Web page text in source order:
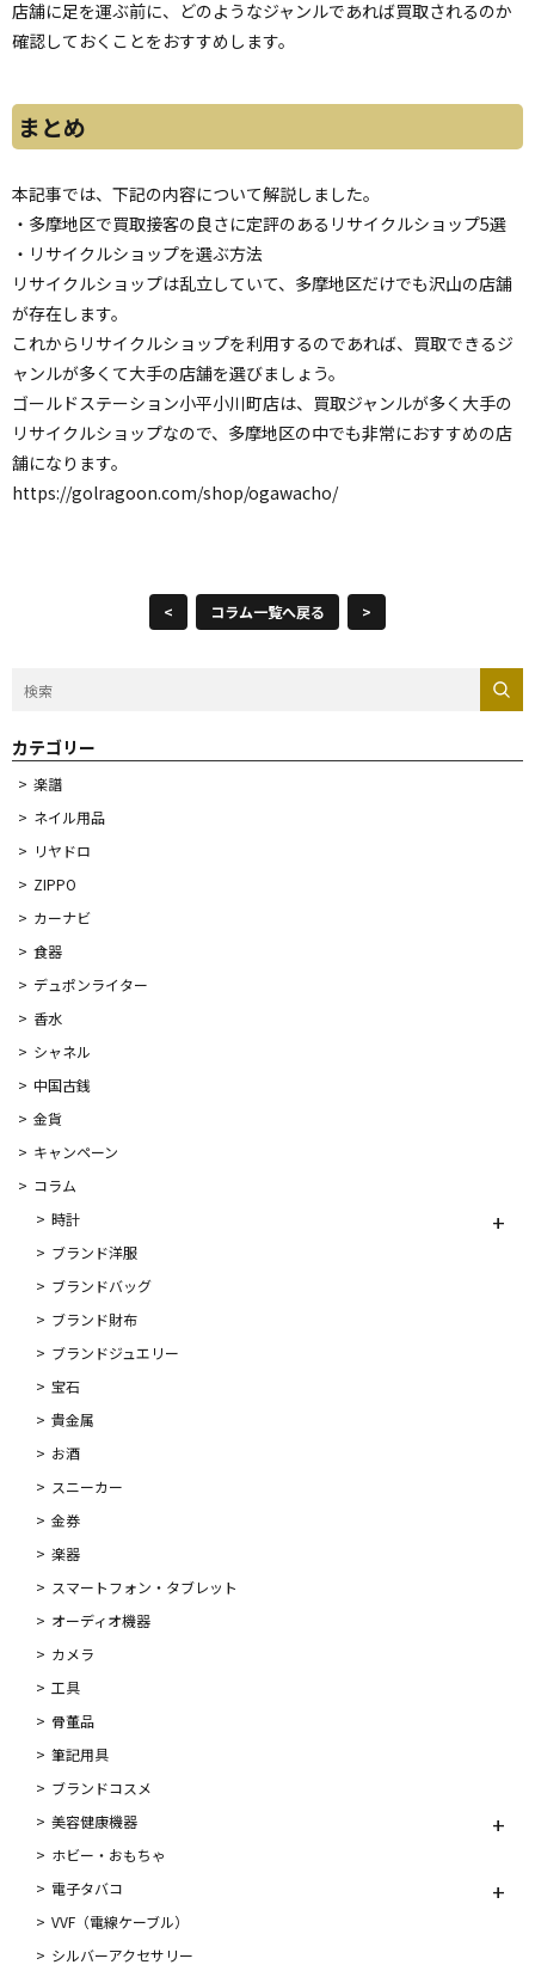
店舗に足を運ぶ前に、どのようなジャンルであれば買取されるのか
確認しておくことをおすすめします。
まとめ
本記事では、下記の内容について解説しました。
・多摩地区で買取接客の良さに定評のあるリサイクルショップ5選
・リサイクルショップを選ぶ方法
リサイクルショップは乱立していて、多摩地区だけでも沢山の店舗
が存在します。
これからリサイクルショップを利用するのであれば、買取できるジ
ャンルが多くて大手の店舗を選びましょう。
ゴールドステーション小平小川町店は、買取ジャンルが多く大手の
リサイクルショップなので、多摩地区の中でも非常におすすめの店
舗になります。
https://golragoon.com/shop/ogawacho/
< コラム一覧へ戻る >
カテゴリー
楽譜
ネイル用品
リヤドロ
ZIPPO
カーナビ
食器
デュポンライター
香水
シャネル
中国古銭
金貨
キャンペーン
コラム
時計
ブランド洋服
ブランドバッグ
ブランド財布
ブランドジュエリー
宝石
貴金属
お酒
スニーカー
金券
楽器
スマートフォン・タブレット
オーディオ機器
カメラ
工具
骨董品
筆記用具
ブランドコスメ
美容健康機器
ホビー・おもちゃ
電子タバコ
VVF（電線ケーブル）
シルバーアクセサリー